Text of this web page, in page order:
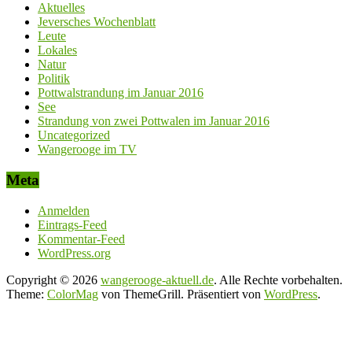
Aktuelles
Jeversches Wochenblatt
Leute
Lokales
Natur
Politik
Pottwalstrandung im Januar 2016
See
Strandung von zwei Pottwalen im Januar 2016
Uncategorized
Wangerooge im TV
Meta
Anmelden
Eintrags-Feed
Kommentar-Feed
WordPress.org
Copyright © 2026 wangerooge-aktuell.de. Alle Rechte vorbehalten.
Theme: ColorMag von ThemeGrill. Präsentiert von WordPress.